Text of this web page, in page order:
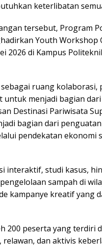
keterlibatan
tersebut, Program
Youth
2026 di Kampus
ruang kolaborasi,
untuk menjadi bagian
Destinasi Pariwisata
bagian dari
pendekatan ekonomi
interaktif, studi kasus,
sampah di
kampanye kreatif yang
200 peserta yang terdiri
dan aktivis